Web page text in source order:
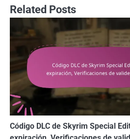
Related Posts
Código DLC de Skyrim Special